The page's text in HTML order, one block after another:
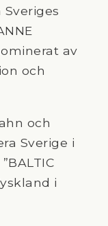
av
och
och
Sverige i
i